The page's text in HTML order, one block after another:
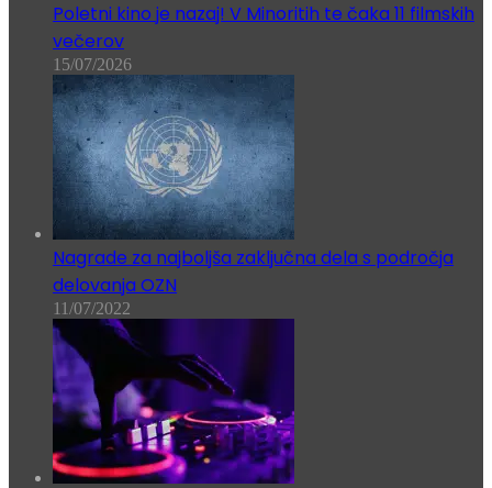
Poletni kino je nazaj! V Minoritih te čaka 11 filmskih
večerov
15/07/2026
Nagrade za najboljša zaključna dela s področja
delovanja OZN
11/07/2022